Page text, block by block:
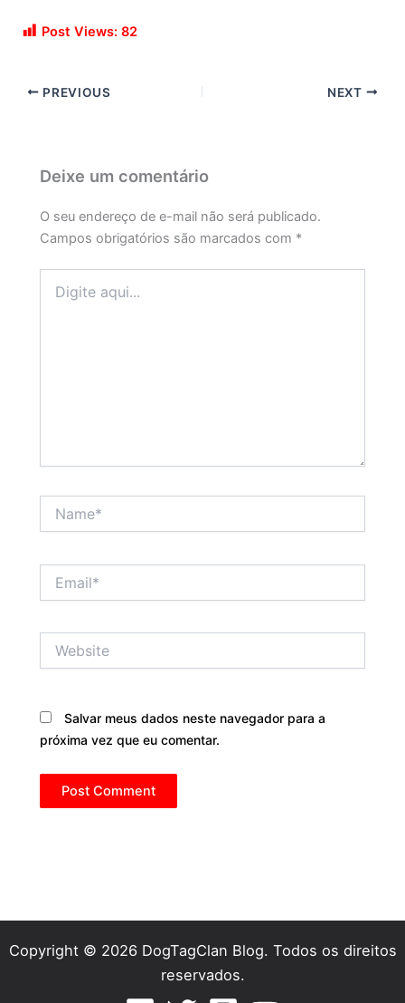
Post Views: 82
PREVIOUS NEXT
Deixe um comentário
O seu endereço de e-mail não será publicado.
Campos obrigatórios são marcados com *
aqui...
Salvar meus dados neste navegador para a
próxima vez que eu comentar.
Copyright © 2026 DogTagClan Blog. Todos os direitos
reservados.